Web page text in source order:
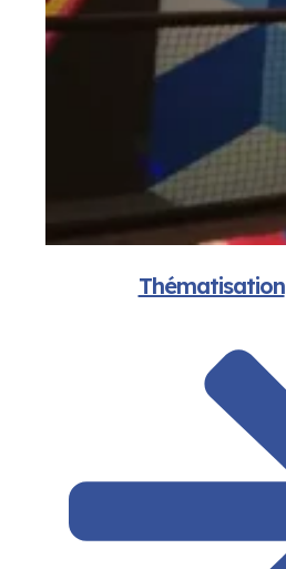
Thématisation